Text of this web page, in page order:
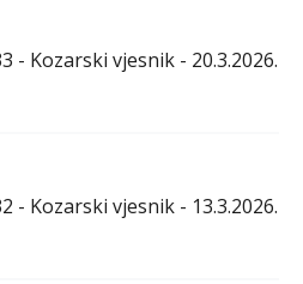
- Kozarski vjesnik - 20.3.2026.
- Kozarski vjesnik - 13.3.2026.